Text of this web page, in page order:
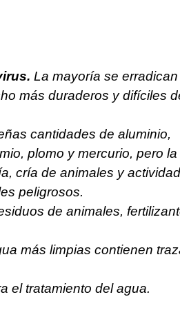
La mayoría se erradican
más duraderos y difíciles
cantidades de aluminio,
plomo y mercurio, pero la
cría de animales y
peligrosos.
de animales,
más limpias contienen
el tratamiento del agua.